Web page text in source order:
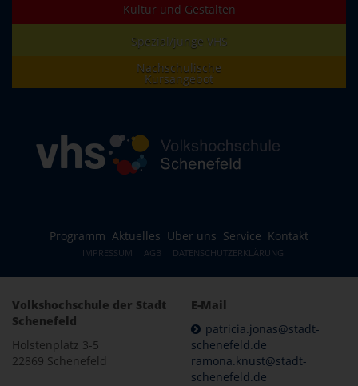
Kultur und Gestalten
Spezial/junge VHS
Nachschulische
Kursangebot
Programm Aktuelles Über uns Service Kontakt
IMPRESSUM AGB DATENSCHUTZERKLÄRUNG
Volkshochschule der Stadt
Schenefeld
Holstenplatz 3-5
22869 Schenefeld
E-Mail
patricia.jonas@stadt-
schenefeld.de
ramona.knust@stadt-
schenefeld.de